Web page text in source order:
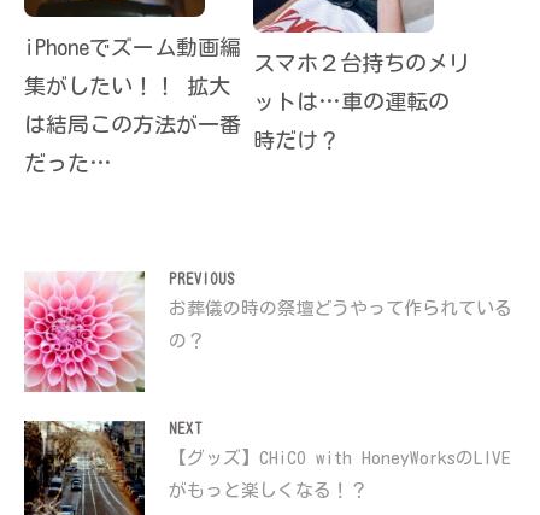
iPhoneでズーム動画編
集がしたい！！ 拡大
は結局この方法が一番
だった…
スマホ２台持ちのメリ
ットは…車の運転の
時だけ？
投
稿
ナ
ビ
ゲ
ー
シ
PREVIOUS
Previous
post:
お葬儀の時の祭壇どうやって作られている
の？
NEXT
Next
post:
【グッズ】CHiCO with HoneyWorksのLIVE
がもっと楽しくなる！？